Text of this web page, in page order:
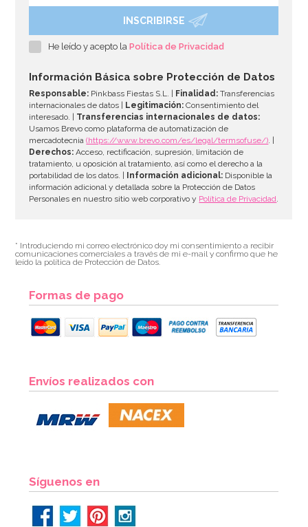
INSCRIBIRSE
He leído y acepto laPolítica de Privacidad
Información Básica sobre Protección de Datos
Responsable: Pinkbass Fiestas S.L. | Finalidad: Transferencias
internacionales de datos |
Legitimación: Consentimiento del
interesado. | Transferencias internacionales de datos:
Usamos Brevo como plataforma de automatización de
mercadotecnia(https://www.brevo.com/es/legal/termsofuse/). |
Derechos: Acceso, rectificación, supresión, limitación de
tratamiento, u oposición al tratamiento, así como el derecho a la
portabilidad de los datos. |
Información adicional: Disponible la
información adicional y detallada sobre la Protección de Datos
Personales en nuestro sitio web corporativo y Política de Privacidad.
* Introduciendo mi correo electrónico doy mi consentimiento a recibir
comunicaciones comerciales a través de mi e-mail y confirmo que he
leído la política de Protección de Datos.
Formas de pago
Envíos realizados con
Síguenos en